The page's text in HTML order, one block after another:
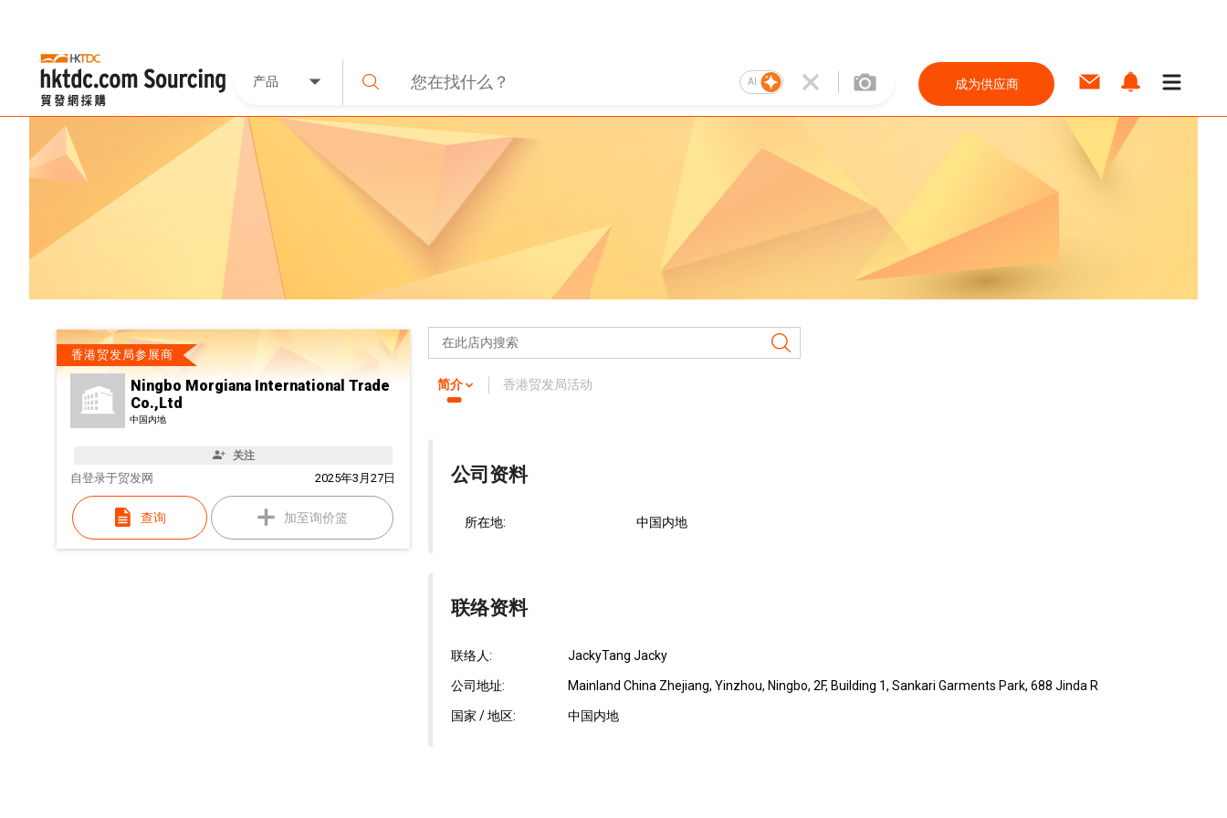
产品 AI 成为供应商
香港贸发局参展商
Ningbo Morgiana International Trade
Co.,Ltd
中国内地
关注
自 2025年3月27日
登录于贸发网
查询 加至询价篮
简介 香港贸发局活动
公司资料
所在地: 中国内地
联络资料
联络人: JackyTang Jacky
公司地址: Mainland China Zhejiang, Yinzhou, Ningbo, 2F, Building 1, Sankari Garments Park, 688 Jinda R
国家 / 地区: 中国内地